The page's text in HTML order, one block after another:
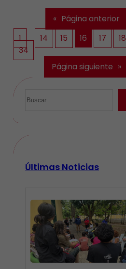
« Página anterior
1
… 14 15 16 17 18
34
Página siguiente »
Últimas Noticias